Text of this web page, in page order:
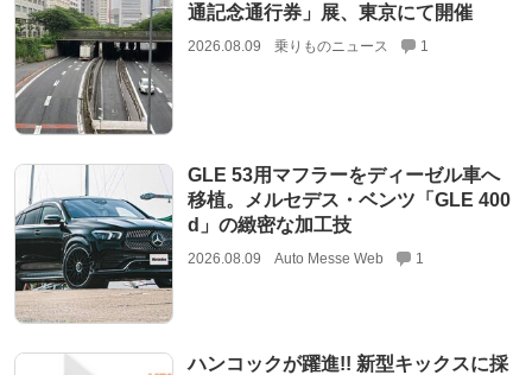
通記念通行券」展、東京にて開催
2026.08.09 乗りものニュース 1
GLE 53用マフラーをディーゼル車へ
移植。メルセデス・ベンツ「GLE 400
d」の緻密な加工技
2026.08.09 Auto Messe Web 1
ハンコックが躍進!! 新型キックスに採